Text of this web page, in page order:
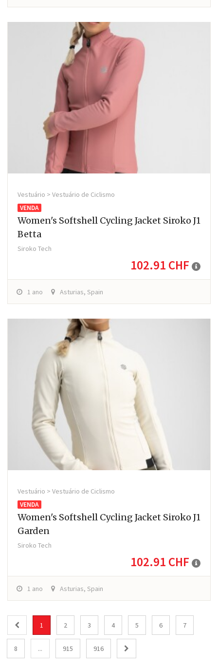
Vestuário > Vestuário de Ciclismo
VENDA
Women's Softshell Cycling Jacket Siroko J1
Betta
Siroko Tech
102.91 CHF
1 ano Asturias, Spain
Vestuário > Vestuário de Ciclismo
VENDA
Women's Softshell Cycling Jacket Siroko J1
Garden
Siroko Tech
102.91 CHF
1 ano Asturias, Spain
1 2 3 4 5 6 7
8 ... 915 916